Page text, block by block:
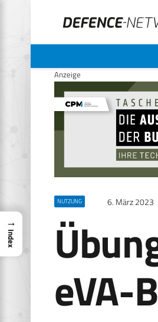
Anzeige
NUTZUNG 6. März 2023
eVA-
→
Index